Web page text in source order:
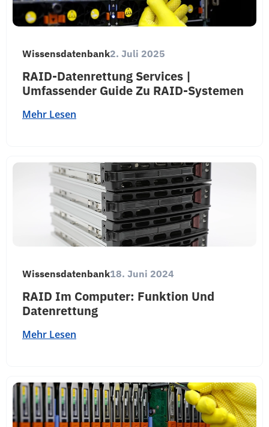
Wissensdatenbank2. Juli 2025
RAID-Datenrettung Services |
Umfassender Guide Zu RAID-Systemen
Mehr Lesen
Wissensdatenbank18. Juni 2024
RAID Im Computer: Funktion Und
Datenrettung
Mehr Lesen